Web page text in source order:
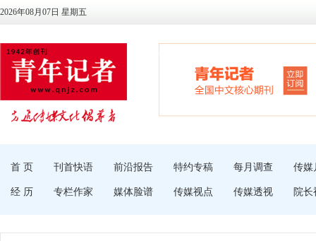
2026年08月07日 星期五
首 页 刊首快语 前沿报告 特约专稿 每月调查 传媒
经 历 专栏作家 媒体脸谱 传媒视点 传媒透视 院长